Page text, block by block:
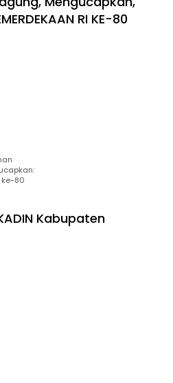
RI KE-80
ke-80
Kabupaten